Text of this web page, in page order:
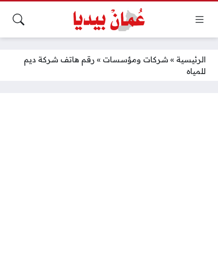
الرئيسية » شركات ومؤسسات » رقم هاتف شركة ديم
للمياه